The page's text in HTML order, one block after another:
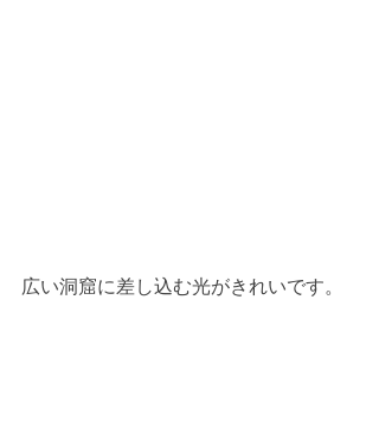
広い洞窟に差し込む光がきれいです。